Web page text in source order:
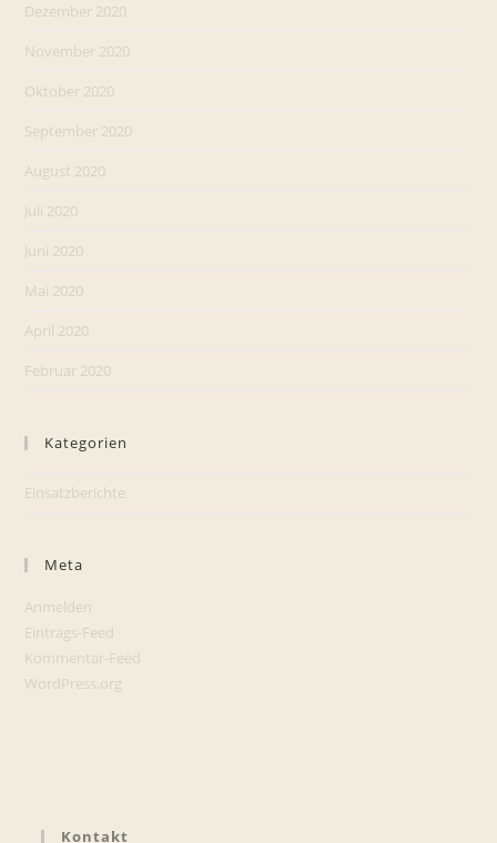
Dezember 2020
November 2020
Oktober 2020
September 2020
August 2020
Juli 2020
Juni 2020
Mai 2020
April 2020
Februar 2020
Kategorien
Einsatzberichte
Meta
Anmelden
Eintrags-Feed
Kommentar-Feed
WordPress.org
Kontakt